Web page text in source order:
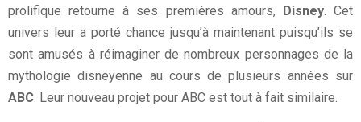
prolifique retourne à ses premières amours,
Disney. Cet
univers leur a porté chance jusqu’à maintenant puisqu’ils se
sont amusés à réimaginer de nombreux personnages de la
mythologie disneyenne au cours de plusieurs années sur
ABC. Leur nouveau projet pour ABC est tout à fait similaire.